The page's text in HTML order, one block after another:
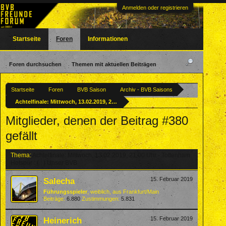
Anmelden oder registrieren
Startseite Foren BVB Saison
Archiv - BVB Saisons
Achtelfinale: Mittwoch, 13.02.2019, 21:00 Uhr - Tottenham Hotspur : ( : ) Unser
Mitglieder, denen der Beitrag #380
gefällt
Thema:
15. Februar 2019
Salecha
Führungsspieler , weiblich, aus Frankfurt/Main
Beiträge: 6.880 Zustimmungen: 5.831
15. Februar 2019
Heinerich
Startseite Foren
Foren durchsuchen Themen mit aktuellen Beiträgen
Informationen